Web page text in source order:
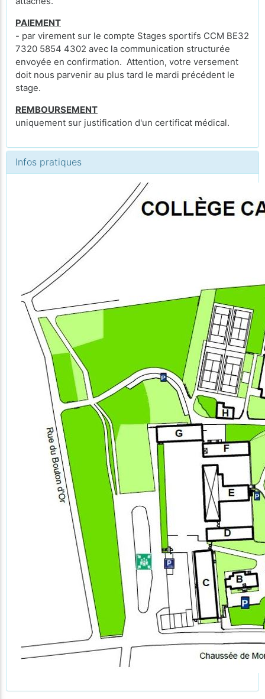
PAIEMENT
- par virement sur le compte Stages sportifs CCM BE32
7320 5854 4302 avec la communication structurée
envoyée en confirmation. Attention, votre versement
doit nous parvenir au plus tard le mardi précédent le
stage.
REMBOURSEMENT
uniquement sur justification d'un certificat médical.
Infos pratiques